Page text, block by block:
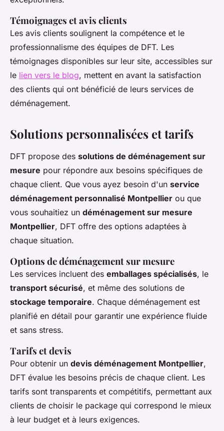
Témoignages et avis clients
Les avis clients soulignent la compétence et le
professionnalisme des équipes de DFT. Les
témoignages disponibles sur leur site, accessibles sur
le lien vers le blog, mettent en avant la satisfaction
des clients qui ont bénéficié de leurs services de
déménagement.
Solutions personnalisées et tarifs
DFT propose des solutions de déménagement sur
mesure pour répondre aux besoins spécifiques de
chaque client. Que vous ayez besoin d'un service
déménagement personnalisé Montpellier ou que
vous souhaitiez un déménagement sur mesure
Montpellier, DFT offre des options adaptées à
chaque situation.
Options de déménagement sur mesure
Les services incluent des emballages spécialisés, le
transport sécurisé, et même des solutions de
stockage temporaire. Chaque déménagement est
planifié en détail pour garantir une expérience fluide
et sans stress.
Tarifs et devis
Pour obtenir un devis déménagement Montpellier,
DFT évalue les besoins précis de chaque client. Les
tarifs sont transparents et compétitifs, permettant aux
clients de choisir le package qui correspond le mieux
à leur budget et à leurs exigences.